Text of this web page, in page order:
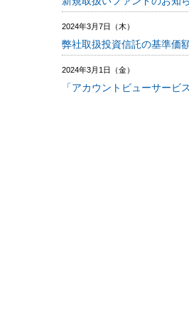
2024年3月7日（木）
弊社取扱投資信託の基準価
2024年3月1日（金）
「アカウントビューサービ